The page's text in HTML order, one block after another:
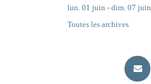
lun. 01 juin - dim. 07 juin
Toutes les archives